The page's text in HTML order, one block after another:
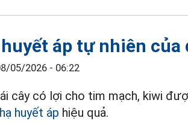
áp tự nhiên của
05/2026 - 06:22
cây có lợi cho tim mạch, kiwi
hạ huyết áp hiệu quả.